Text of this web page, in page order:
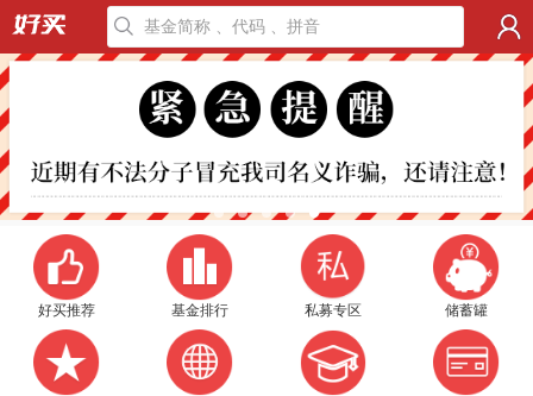
好买推荐 基金排行 私募专区 储蓄罐